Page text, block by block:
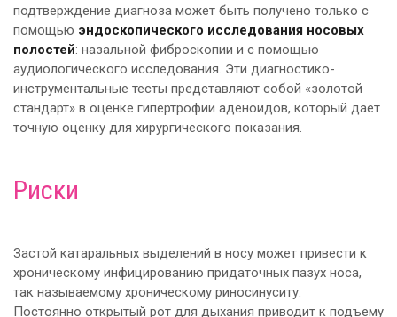
подтверждение диагноза может быть получено только с
помощью эндоскопического исследования носовых
полостей: назальной фиброскопии и с помощью
аудиологического исследования. Эти диагностико-
инструментальные тесты представляют собой «золотой
стандарт» в оценке гипертрофии аденоидов, который дает
точную оценку для хирургического показания.
Риски
Застой катаральных выделений в носу может привести к
хроническому инфицированию придаточных пазух носа,
так называемому хроническому риносинуситу.
Постоянно открытый рот для дыхания приводит к подъему